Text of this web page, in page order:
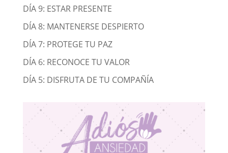
DÍA 9: ESTAR PRESENTE
DÍA 8: MANTENERSE DESPIERTO
DÍA 7: PROTEGE TU PAZ
DÍA 6: RECONOCE TU VALOR
DÍA 5: DISFRUTA DE TU COMPAÑÍA